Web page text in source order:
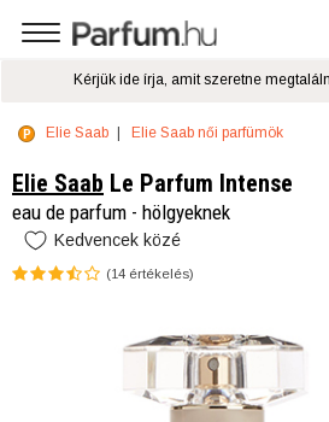
Elie Saab Elie Saab női parfümök
Elie Saab Le Parfum Intense
eau de parfum - hölgyeknek
Kedvencek közé
(14 értékelés)